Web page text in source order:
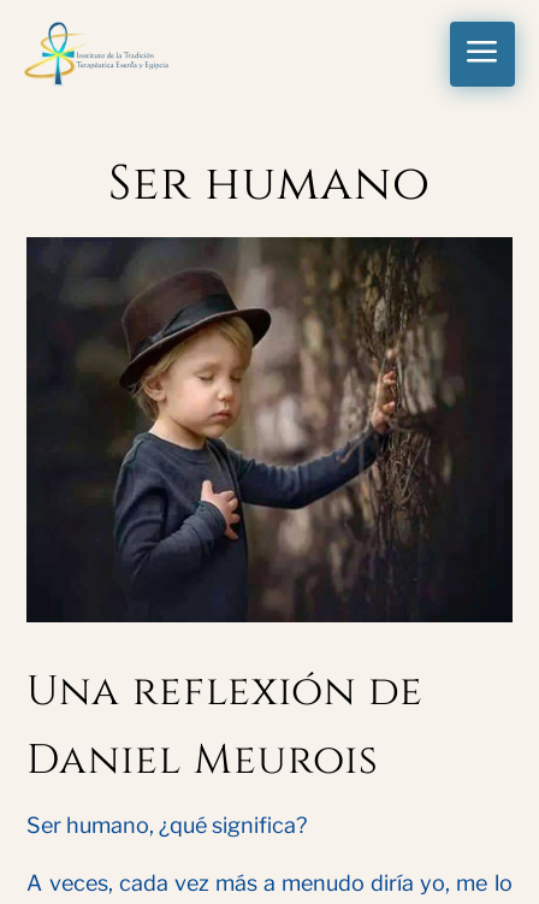
a
Ser humano
Una reflexión de
Daniel Meurois
Ser humano, ¿qué significa?
A veces, cada vez más a menudo diría yo, me lo